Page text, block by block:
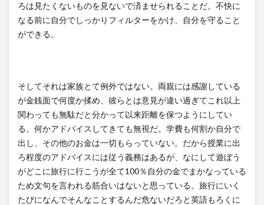
ろは見たくないものを見ないで済ませられることだ。不快に
なる前に自分でしっかりフィルターをかけ、自分を守ること
ができる。
そしてそれは家族とて例外ではない。両親には感謝している
が金銭面で何度か揉め、彼らとは意見が違い過ぎてこれ以上
関わっても無駄だと分かって以来距離を保つようにしてい
る。何かアドバイスしてきても無視だ。学費も何割か自分で
出し、その他のお金は一切もらっていない。だから授業に出
ろ程度のアドバイスには従う義務はあるが、なにして遊ぼう
がどこに旅行に行こうが全て100％自分の金でまかなっている
ため文句を言われる筋合いはないと思っている。旅行にいく
たびになんでそんなことするんだ危ないだろと英語もろくに